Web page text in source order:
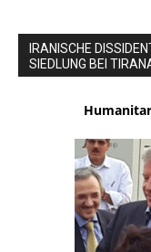
IRANISCHE
SIEDLUNG BEI